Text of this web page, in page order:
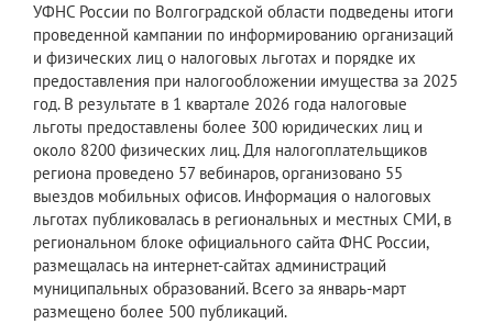
УФНС России по Волгоградской области подведены итоги
проведенной кампании по информированию организаций
и физических лиц о налоговых льготах и порядке их
предоставления при налогообложении имущества за 2025
год. В результате в 1 квартале 2026 года налоговые
льготы предоставлены более 300 юридических лиц и
около 8200 физических лиц. Для налогоплательщиков
региона проведено 57 вебинаров, организовано 55
выездов мобильных офисов. Информация о налоговых
льготах публиковалась в региональных и местных СМИ, в
региональном блоке официального сайта ФНС России,
размещалась на интернет-сайтах администраций
муниципальных образований. Всего за январь-март
размещено более 500 публикаций.